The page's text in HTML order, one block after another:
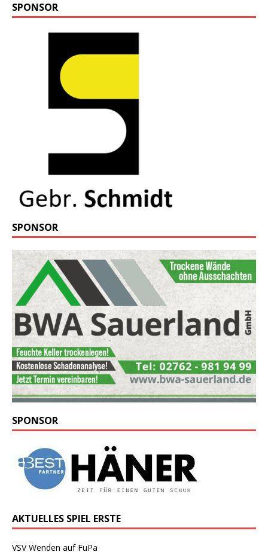
SPONSOR
SPONSOR
SPONSOR
AKTUELLES SPIEL ERSTE
VSV Wenden auf FuPa